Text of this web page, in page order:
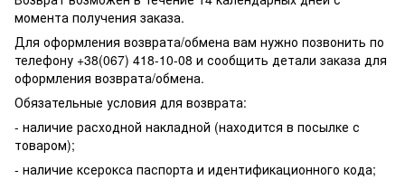
момента получения заказа.
Для оформления возврата/обмена вам нужно позвонить по
телефону +38(067) 418-10-08 и сообщить детали заказа для
оформления возврата/обмена.
Обязательные условия для возврата:
- наличие расходной накладной (находится в посылке с
товаром);
- наличие ксерокса паспорта и идентификационного кода;